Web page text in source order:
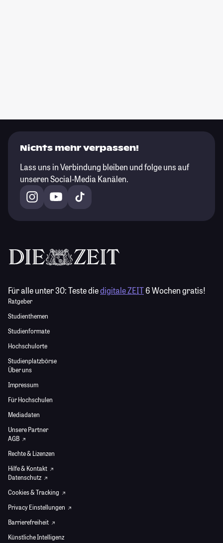
Nichts mehr verpassen!
Lass uns in Verbindung bleiben und folge uns auf
unseren Social-Media Kanälen.
Für alle unter 30:Teste diedigitale ZEIT6 Wochen gratis!
Ratgeber
Studienthemen
Studienformate
Hochschulorte
Studienplatzbörse
Über uns
Impressum
Für Hochschulen
Mediadaten
Unsere Partner
AGB
Rechte & Lizenzen
Hilfe & Kontakt
Datenschutz
Cookies & Tracking
Privacy Einstellungen
Barrierefreiheit
Künstliche Intelligenz